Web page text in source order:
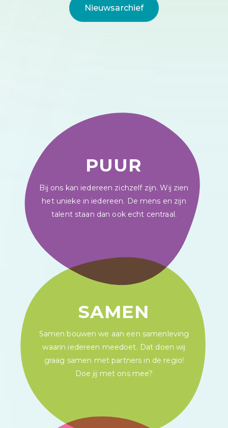
Nieuwsarchief
PUUR
Bij ons kan iedereen zichzelf zijn. Wij zien
het unieke in iedereen. De mens en zijn
talent staan dan ook echt centraal.
SAMEN
Samen bouwen we aan een samenleving
waarin iedereen meedoet. Dat doen wij
graag samen met partners in de regio!
Doe jij met ons mee?